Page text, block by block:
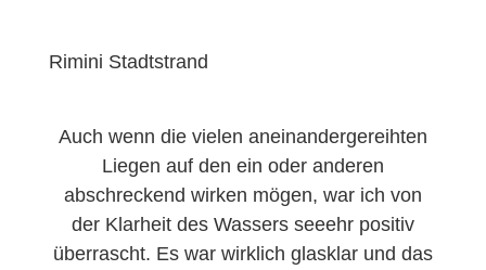
Rimini Stadtstrand
Auch wenn die vielen aneinandergereihten
Liegen auf den ein oder anderen
abschreckend wirken mögen, war ich von
der Klarheit des Wassers seeehr positiv
überrascht. Es war wirklich glasklar und das